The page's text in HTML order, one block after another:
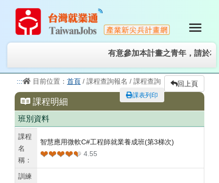
有意參加本計畫之青年，請於
::: 目前位置： 首頁 / 課程查詢報名 / 課程查詢 回上頁
課表列印
課程明細
班別資料
課程
名
稱：
智慧應用微軟C#工程師就業養成班(第3梯次)
❤❤❤❤❤
❤❤❤❤❤ 4.55
訓練